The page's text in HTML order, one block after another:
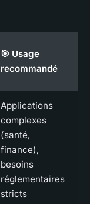
🎯 Usage
recommandé
Applications
complexes
(santé,
finance),
besoins
réglementaires
stricts